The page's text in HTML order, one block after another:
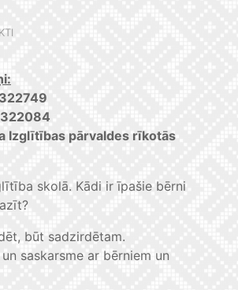
Izglītības pārvaldes rīkotās
skolā. Kādi ir īpašie bērni
būt sadzirdētam.
saskarsme ar bērniem un